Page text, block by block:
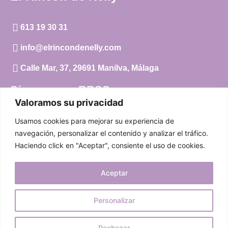
Valoramos su privacidad
Usamos cookies para mejorar su experiencia de
navegación, personalizar el contenido y analizar el tráfico.
Haciendo click en "Aceptar", consiente el uso de cookies.
Personalizar
Aceptar
613 19 30 31
info@elrincondenelly.com
Calle Mar, 37, 29691 Manilva, Málaga
Síguenos en RRSS
Facebook
Política de privacidad
© 2024 El Rincón de Nelly. Todos los derechos reservados.